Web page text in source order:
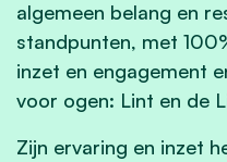
algemeen belang en
standpunten, met
inzet en engagement
voor ogen: Lint en de
Zijn ervaring en inzet